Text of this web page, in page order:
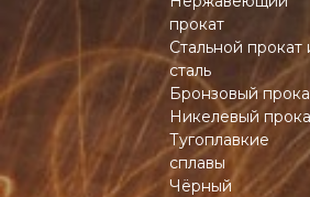
прокат
Стальной прокат
сталь
Бронзовый
Никелевый
Тугоплавкие
сплавы
Чёрный